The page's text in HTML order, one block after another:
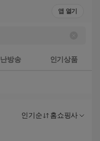
앱 열기
방송 인기상품
인기순 홈쇼핑사